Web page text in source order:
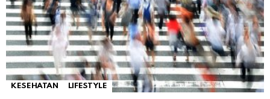
KESEHATAN LIFESTYLE